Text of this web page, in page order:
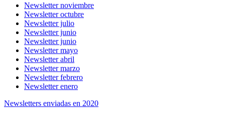
Newsletter noviembre
Newsletter octubre
Newsletter julio
Newsletter junio
Newsletter junio
Newsletter mayo
Newsletter abril
Newsletter marzo
Newsletter febrero
Newsletter enero
Newsletters enviadas en 2020